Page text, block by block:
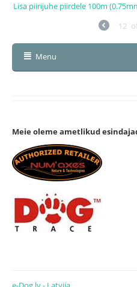
Lisa piirijuhe piirdele 100m
12
Menu
Meie oleme ametlikud